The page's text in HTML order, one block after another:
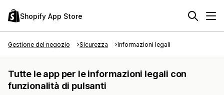
Shopify App Store
Gestione del negozio Sicurezza Informazioni legali
Tutte le app per le informazioni legali con
funzionalità di pulsanti